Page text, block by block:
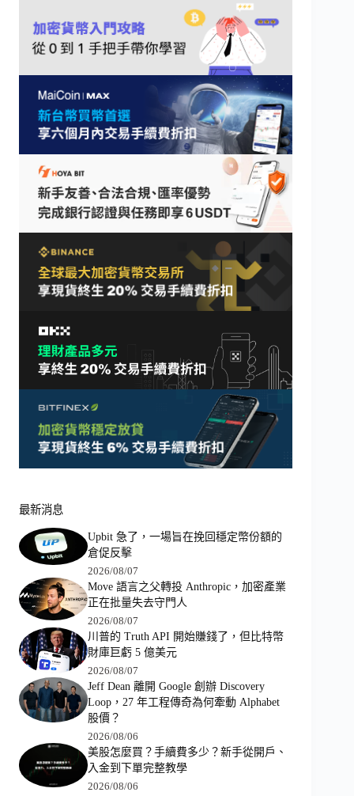
最新消息
Upbit 急了，一場旨在挽回穩定幣份額的
倉促反擊
2026/08/07
Move 語言之父轉投 Anthropic，加密產業
正在批量失去守門人
2026/08/07
川普的 Truth API 開始賺錢了，但比特幣
財庫巨虧 5 億美元
2026/08/07
Jeff Dean 離開 Google 創辦 Discovery
Loop，27 年工程傳奇為何牽動 Alphabet
股價？
2026/08/06
美股怎麼買？手續費多少？新手從開戶、
入金到下單完整教學
2026/08/06